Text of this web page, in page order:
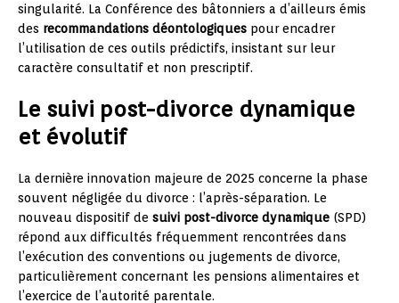
singularité. La Conférence des bâtonniers a d’ailleurs émis
des recommandations déontologiques pour encadrer
l’utilisation de ces outils prédictifs, insistant sur leur
caractère consultatif et non prescriptif.
Le suivi post-divorce dynamique
et évolutif
La dernière innovation majeure de 2025 concerne la phase
souvent négligée du divorce : l’après-séparation. Le
nouveau dispositif de suivi post-divorce dynamique (SPD)
répond aux difficultés fréquemment rencontrées dans
l’exécution des conventions ou jugements de divorce,
particulièrement concernant les pensions alimentaires et
l’exercice de l’autorité parentale.